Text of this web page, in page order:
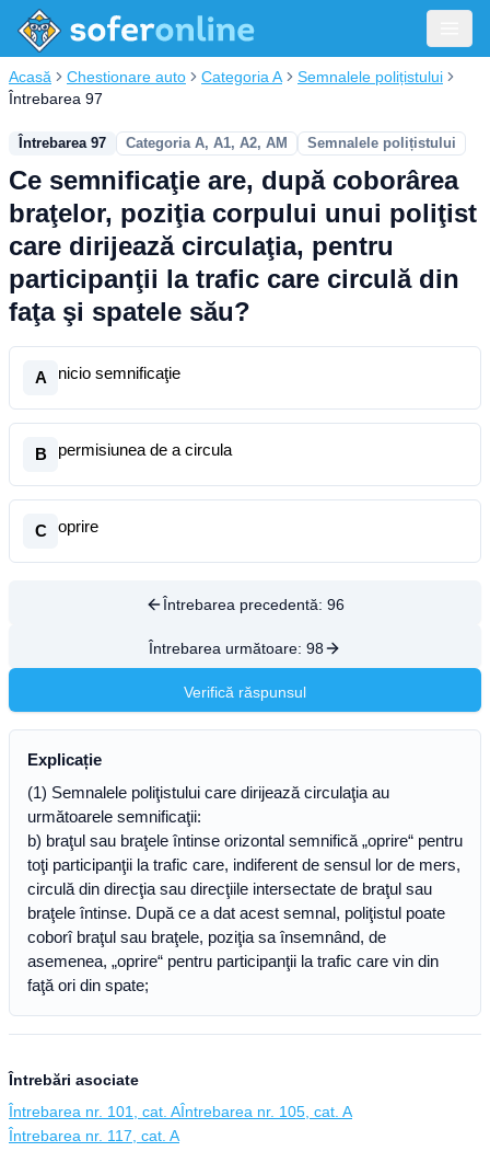
Acasă Chestionare auto Categoria A
Semnalele polițistului
Întrebarea 97
Întrebarea 97 Categoria A, A1, A2, AM Semnalele polițistului
Ce semnificaţie are, după coborârea
braţelor, poziţia corpului unui poliţist
care dirijează circulaţia, pentru
participanţii la trafic care circulă din
faţa şi spatele său?
A nicio semnificaţie
B permisiunea de a circula
C oprire
Întrebarea precedentă: 96
Întrebarea următoare: 98
Verifică răspunsul
Explicație
(1) Semnalele poliţistului care dirijează circulaţia au
următoarele semnificaţii:
b) braţul sau braţele întinse orizontal semnifică „oprire“ pentru
toţi participanţii la trafic care, indiferent de sensul lor de mers,
circulă din direcţia sau direcţiile intersectate de braţul sau
braţele întinse. După ce a dat acest semnal, poliţistul poate
coborî braţul sau braţele, poziţia sa însemnând, de
asemenea, „oprire“ pentru participanţii la trafic care vin din
faţă ori din spate;
Întrebări asociate
Întrebarea nr. 101, cat. AÎntrebarea nr. 105, cat. A
Întrebarea nr. 117, cat. A